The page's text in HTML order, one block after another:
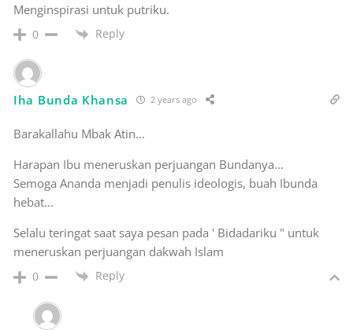
Menginspirasi untuk putriku.
0 Reply
Iha Bunda Khansa 2 years ago
Barakallahu Mbak Atin...
Harapan Ibu meneruskan perjuangan Bundanya...
Semoga Ananda menjadi penulis ideologis, buah Ibunda
hebat...
Selalu teringat saat saya pesan pada ' Bidadariku " untuk
meneruskan perjuangan dakwah Islam
0 Reply